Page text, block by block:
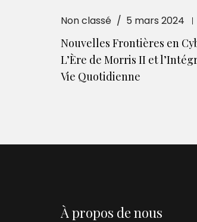
Non classé 5 mars 2024
Nouvelles Frontières en
L’Ère de Morris II et
Vie Quotidienne
À propos de nous